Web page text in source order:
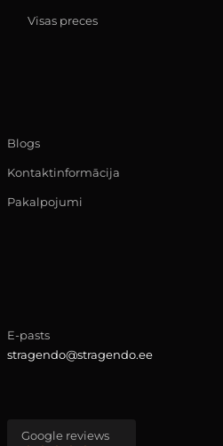
Visas preces
Blogs
Kontaktinformācija
Pakalpojumi
E-pasts
stragendo@stragendo.ee
Google reviews